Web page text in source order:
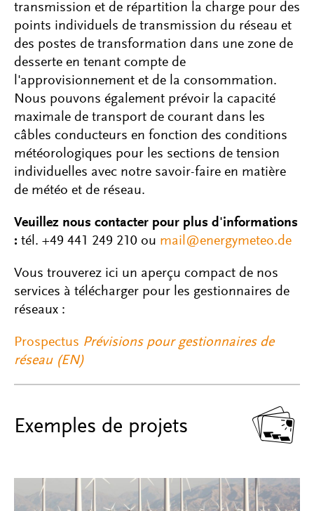
transmission et de répartition la charge pour des
points individuels de transmission du réseau et
des postes de transformation dans une zone de
desserte en tenant compte de
l'approvisionnement et de la consommation.
Nous pouvons également prévoir la capacité
maximale de transport de courant dans les
câbles conducteurs en fonction des conditions
météorologiques pour les sections de tension
individuelles avec notre savoir-faire en matière
de météo et de réseau.
Veuillez nous contacter pour plus d'informations
: tél. +49 441 249 210 ou mail@energymeteo.de
Vous trouverez ici un aperçu compact de nos
services à télécharger pour les gestionnaires de
réseaux :
Prospectus Prévisions pour gestionnaires de
réseau (EN)
Exemples de projets 